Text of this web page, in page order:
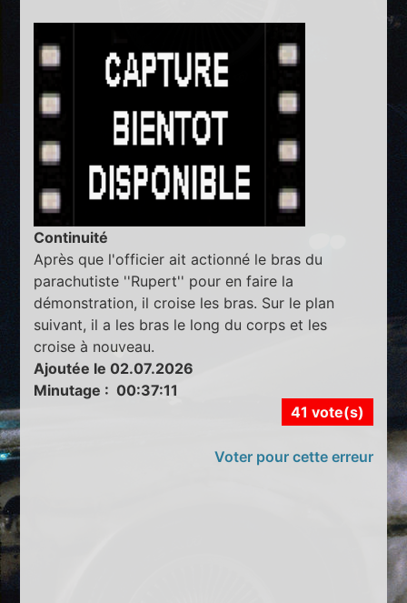
Continuité
Après que l'officier ait actionné le bras du
parachutiste ''Rupert'' pour en faire la
démonstration, il croise les bras. Sur le plan
suivant, il a les bras le long du corps et les
croise à nouveau.
Ajoutée le 02.07.2026
Minutage : 00:37:11
41 vote(s)
Voter pour cette erreur